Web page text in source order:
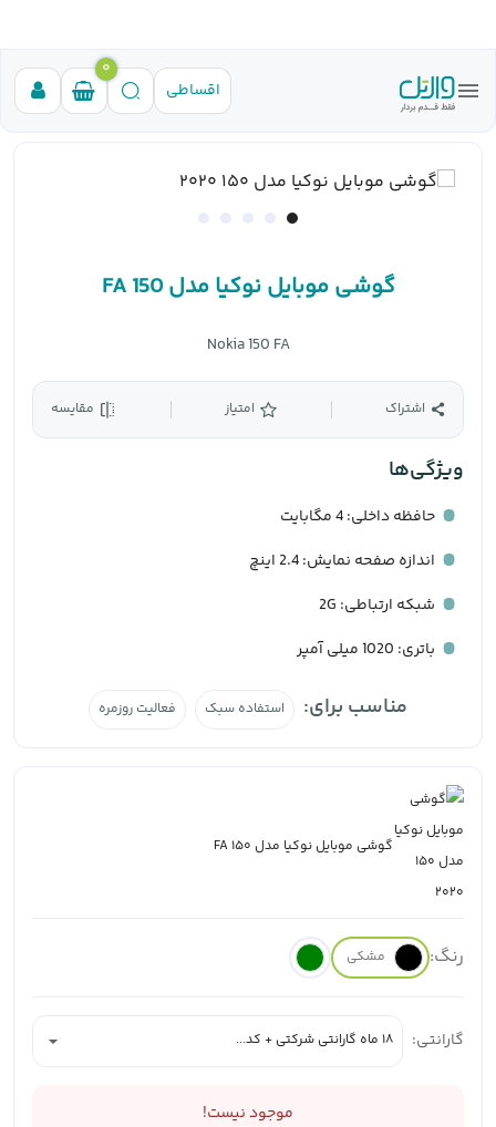
اقساطی
0
گوشی موبایل نوکیا مدل 150 FA
Nokia 150 FA
اشتراک امتیاز مقایسه
ویژگی‌ها
حافظه داخلی: 4 مگابایت
اندازه صفحه نمایش: 2.4 اینچ
شبکه ارتباطی: 2G
باتری: 1020 میلی آمپر
مناسب برای: استفاده سبک فعالیت روزمره
گوشی موبایل نوکیا مدل 150 FA
رنگ: مشکی
گارانتی: 18 ماه گارانتی شرکتی + کد...
موجود نیست!